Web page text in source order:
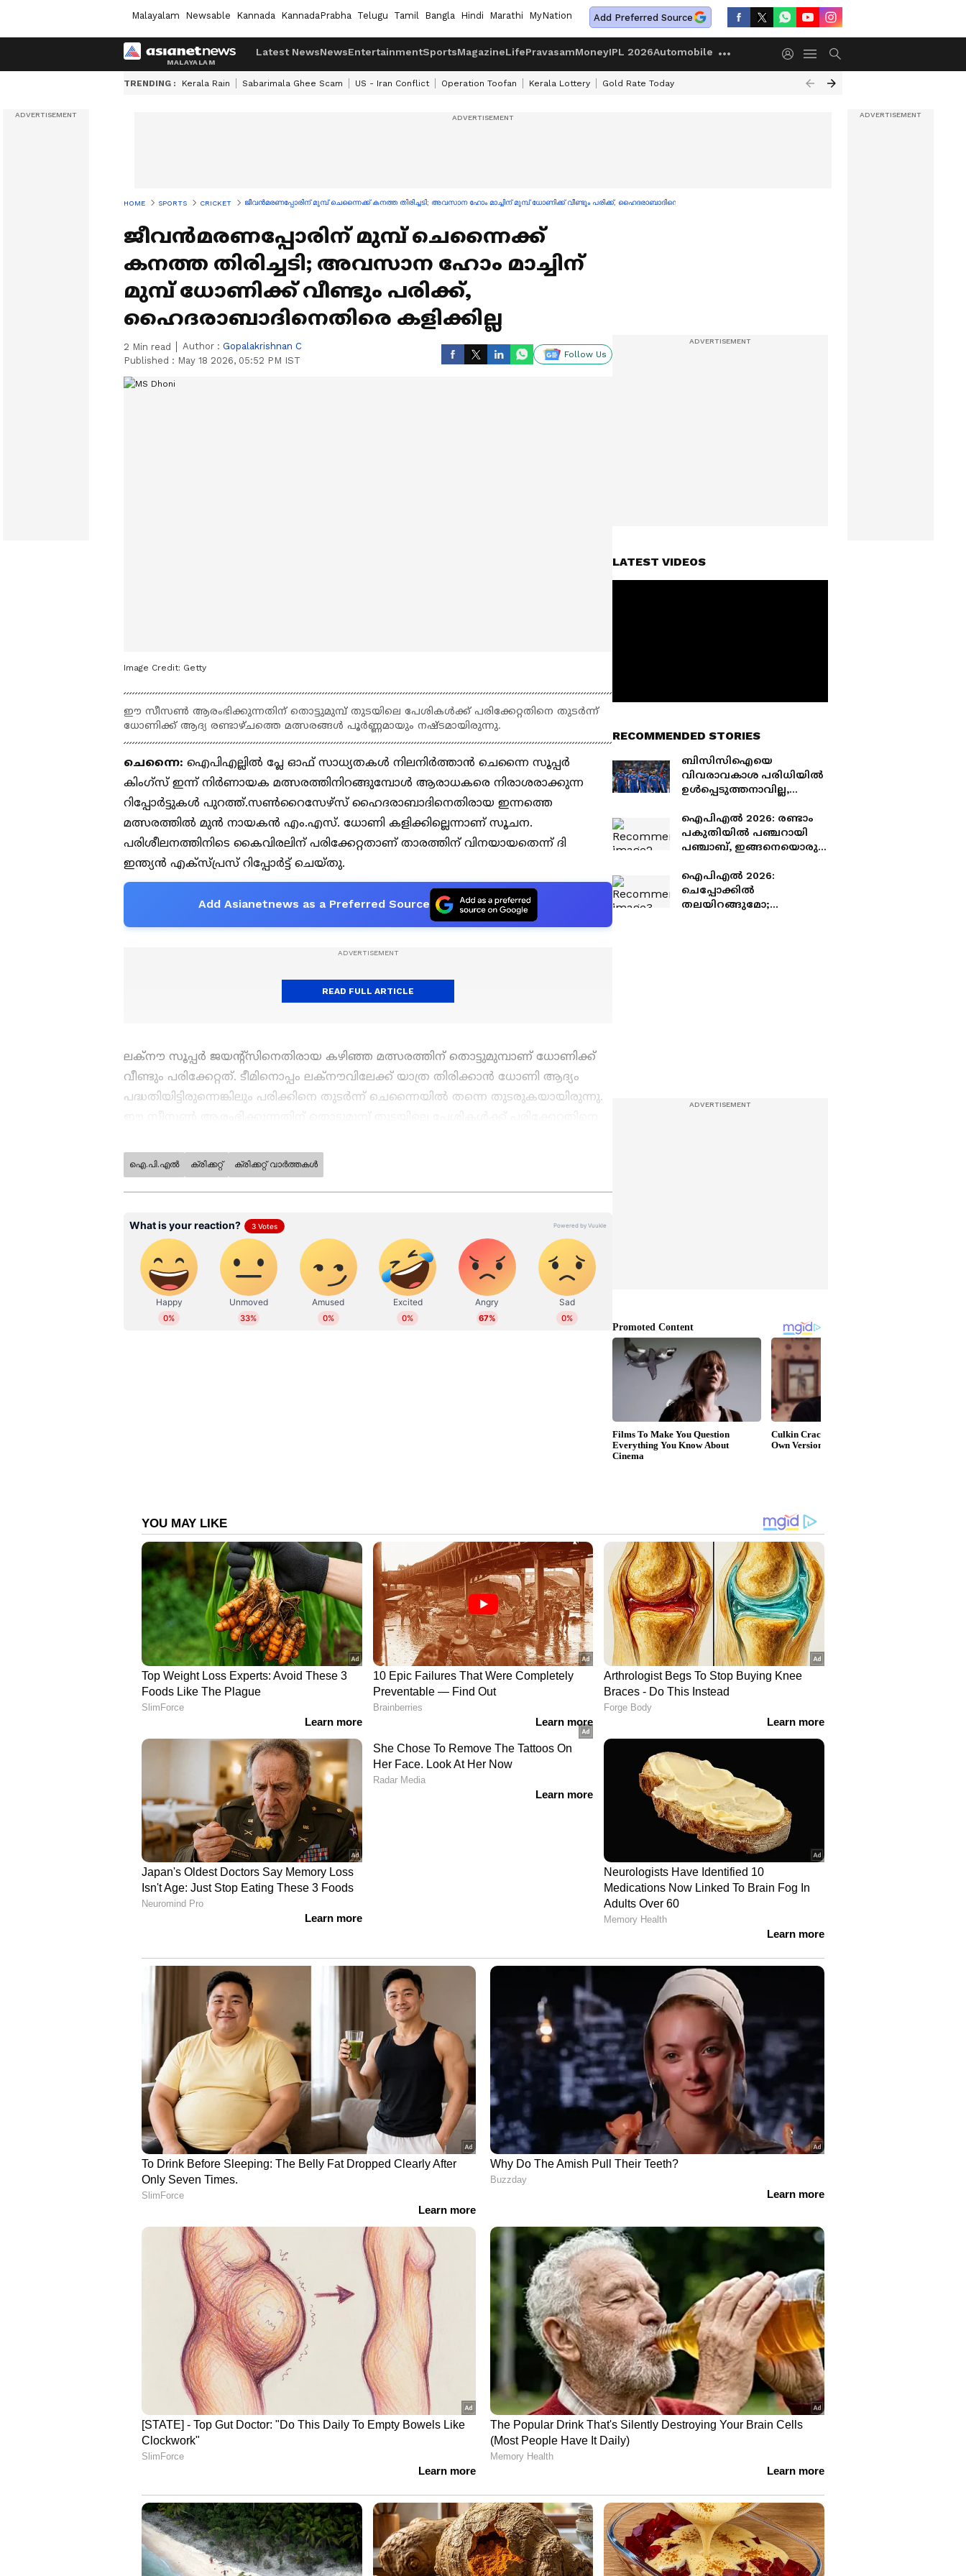
Malayalam Newsable Kannada KannadaPrabha Telugu Tamil Bangla Hindi Marathi MyNation Add Preferred Source
Latest NewsNewsEntertainmentSportsMagazineLifePravasamMoneyIPL 2026Automobile
TRENDING : Kerala Rain Sabarimala Ghee Scam US - Iran Conflict Operation Toofan Kerala Lottery Gold Rate Today
HOME SPORTS CRICKET ജീവന്‍മരണപ്പോരിന് മുമ്പ് ചെന്നൈക്ക് കനത്ത തിരിച്ചടി; അവസാന ഹോം മാച്ചിന് മുമ്പ് ധോണിക്ക് വീണ്ടും പരിക്ക്, ഹൈദരാബാദിനെതിരെ കളിക്കില്ല
ജീവന്‍മരണപ്പോരിന് മുമ്പ് ചെന്നൈക്ക്
കനത്ത തിരിച്ചടി; അവസാന ഹോം മാച്ചിന്
മുമ്പ് ധോണിക്ക് വീണ്ടും പരിക്ക്,
ഹൈദരാബാദിനെതിരെ കളിക്കില്ല
2 Min read Author : Gopalakrishnan C
Published : May 18 2026, 05:52 PM IST
Follow Us
Image Credit: Getty
ഈ സീസൺ ആരംഭിക്കുന്നതിന് തൊട്ടുമുമ്പ് തുടയിലെ പേശികള്‍ക്ക് പരിക്കേറ്റതിനെ തുടർന്ന്
ധോണിക്ക് ആദ്യ രണ്ടാഴ്ചത്തെ മത്സരങ്ങൾ പൂർണ്ണമായും നഷ്ടമായിരുന്നു.
ചെന്നൈ: ഐപിഎല്ലിൽ പ്ലേ ഓഫ് സാധ്യതകൾ നിലനിർത്താൻ ചെന്നൈ സൂപ്പർ
കിംഗ്സ് ഇന്ന് നിർണായക മത്സരത്തിനിറങ്ങുമ്പോൾ ആരാധകരെ നിരാശരാക്കുന്ന
റിപ്പോര്‍ട്ടുകള്‍ പുറത്ത്.സൺറൈസേഴ്‌സ് ഹൈദരാബാദിനെതിരായ ഇന്നത്തെ
മത്സരത്തിൽ മുൻ നായകൻ എം.എസ്. ധോണി കളിക്കില്ലെന്നാണ് സൂചന.
പരിശീലനത്തിനിടെ കൈവിരലിന് പരിക്കേറ്റതാണ് താരത്തിന് വിനയായതെന്ന് ദി
ഇന്ത്യൻ എക്സ്പ്രസ് റിപ്പോർട്ട് ചെയ്തു.
Add Asianetnews as a Preferred Source
ലക്നൗ സൂപ്പർ ജയന്‍റ്സിനെതിരായ കഴിഞ്ഞ മത്സരത്തിന് തൊട്ടുമുമ്പാണ് ധോണിക്ക്
വീണ്ടും പരിക്കേറ്റത്. ടീമിനൊപ്പം ലക്നൗവിലേക്ക് യാത്ര തിരിക്കാൻ ധോണി ആദ്യം
പദ്ധതിയിട്ടിരുന്നെങ്കിലും പരിക്കിനെ തുടർന്ന് ചെന്നൈയിൽ തന്നെ തുടരുകയായിരുന്നു.
പരിക്കിൽ നിന്നുള്ള മോചനം വൈകിയതും, മികച്ച ഫോമിലുള്ള ചെന്നൈ ടീമിന്‍റെ
വിന്നിംഗ് കോമ്പിനേഷൻ മാറ്റേണ്ടതില്ലെന്ന ധോണിയുടെ തീരുമാനവും തിരിച്ചുവരവ്
നീട്ടിക്കൊണ്ടുപോയി.
ചെപ്പോക്കിൽ ചെന്നൈയുടെ ഈ സീസണിലെ അവസാന ഹോം മത്സരമായ ഇന്ന്
ധോണി ആദ്യ ഇലവനിൽ തിരിച്ചെത്തുമെന്ന വലിയ പ്രതീക്ഷയിലായിരുന്നു ആരാധകർ.
ഇന്നലെ നടന്ന പരിശീലന സെഷനിൽ താരം പങ്കെടുത്തിരുന്നെങ്കിലും,
മത്സരത്തിനിറങ്ങാൻ താൻ 100% ഫിറ്റല്ലെന്ന് ധോണി തന്നെ തീരുമാനിക്കുകയായിരുന്നു.
ഇംപാക്ട് പ്ലെയറായും ധോണി ഇന്ന് കളിക്കില്ലെന്നാണ് വിവരം.
താരം മത്സരത്തിൽ കളിക്കില്ലെങ്കിലും ഇന്ന് ചെപ്പോക്കിലെ എം.എ ചിദംബരം
സ്റ്റേഡിയത്തിൽ ഉണ്ടാകുമെന്നാണ് റിപ്പോർട്ടുകൾ വ്യക്തമാക്കുന്നത്. മത്സരശേഷം
ആരാധകർക്കായി ചെന്നൈ ടീം നടത്തുന്ന പരമ്പരാഗത നന്ദി പ്രകടനത്തിൽ (Lap of
honour) ധോണി പങ്കാളിയാകും. തന്‍റെ കരിയറിലെ അവസാന ടി20 മത്സരം
ചെന്നൈയിലായിരിക്കുമെന്ന് ധോണി നേരത്തെ പ്രഖ്യാപിച്ചിട്ടുള്ളതിനാൽ,
സ്റ്റേഡിയത്തിൽ ധോണിയുടെ സാന്നിധ്യം വികാരനിർഭരമായ നിമിഷങ്ങൾക്ക്
വഴിവെക്കുമെന്നാണ് കരുതുന്നത്.
നിലവിൽ ടൂർണമെന്‍റിൽ അഞ്ചാം സ്ഥാനത്താണ് ചെന്നൈ സൂപ്പർ കിംഗ്സ്. പ്ലേ ഓഫ്
ഉറപ്പാക്കാൻ ചെന്നൈക്ക് ഇനി വരുന്ന മത്സരങ്ങൾ നിർണായകമാണ്. 12 മത്സരങ്ങളിൽ
അനിവാര്യമാണ്. ഇന്ന് ഹൈദരാബാദിനെതിരെയും, പിന്നീട് ഗുജറാത്ത്
ടൈറ്റൻസിനെതിരെയുമുള്ള ശേഷിക്കുന്ന 2 മത്സരങ്ങളും ജയിച്ചാൽ ചെന്നൈക്ക് ആദ്യ
നാലിൽ ഇടം പിടിക്കാം.ഇതിൽ ഒരു മത്സരം തോറ്റാൽ പോലും പ്ലേ ഓഫ് സാധ്യത മങ്ങും.
മറ്റ് ടീമുകളുടെ റൺറേറ്റിനെയും മത്സരഫലങ്ങളെയും ആശ്രയിച്ച് മാത്രമായിരിക്കും
ചെന്നൈയുടെ സാധ്യത.
ഏഷ്യാനെറ്റ് ന്യൂസ് ലൈവ് കാണാന്‍ ഇവിടെ ക്ലിക് ചെയ്യുക
READ FULL ARTICLE
ഏഷ്യാനെറ്റ് ന്യൂസ് മലയാളത്തിലൂടെ Cricket News
അറിയൂ. നിങ്ങളുടെ
പ്രിയ ക്രിക്കറ്റ്ടീ മുകളുടെ പ്രകടനങ്ങൾ, ആവേശകരമായ നിമിഷങ്ങൾ,
മത്സരം കഴിഞ്ഞുള്ള വിശകലനങ്ങൾ — എല്ലാം ഇപ്പോൾ
Asianet News
Malayalam മലയാളത്തിൽ തന്നെ!
ABOUT THE AUTHOR
GC
Gopalakrishnan C
ഏഷ്യാനെറ്റ് ന്യൂസ് ഓണ്‍ലൈനില്‍ 2012 മുതല്‍ പ്രവര്‍ത്തിക്കുന്നു. നിലവില്‍ സീനിയര്‍
അസിസ്റ്റന്‍റ് എഡിറ്ററും സ്പോർട്സ് ലീഡുമാണ്. 2004ൽ കേരള മീഡിയ അക്കാദമിയില്‍
നിന്ന് പത്രപ്രവര്‍ത്തനത്തില്‍ ബിരാദനന്തര ബിരുദ ഡിപ്ലോമ. സ്പോര്‍ട്സ്,
എന്‍റര്‍ടെയ്ൻമെന്‍റ് വിഷയങ്ങളില്‍ എഴുതുന്നു. 20 വര്‍ഷമായി മാധ്യമപ്രവര്‍ത്തകൻ.
ക്രിക്കറ്റ്, ഫുട്ബോള്‍ ലോകകപ്പുകൾ, ഒളിംപിക്സ് , ലോക്സഭാ, നിയമസഭാ
തെരഞ്ഞെടുപ്പുകള്‍, സ്കൂള്‍ കലോത്സവും കായികമേളകള്‍ ഉള്‍പ്പെടെയുള്ള
ഇവന്‍റുകള്‍ ഏഷ്യാനെറ്റ് ന്യൂസ് ഓണ്‍ലൈനിനുവേണ്ടി ലീഡ് ചെയ്തു. പ്രിന്‍റ് മീഡിയയില്‍
ദീപിക, മംഗളം, മനോരമ ദിനപത്രങ്ങളിലും ഡിജിറ്റൽ മീഡിയയില്‍ യാഹു, വെബ്ദുനിയ,
ദീപിക എന്നിവയിലും പ്രവര്‍ത്തിച്ചു. ഇ മെയില്‍: gopalakrishnan@asianetnews.in
ഐ.പി.എൽ ക്രിക്കറ്റ് ക്രിക്കറ്റ് വാർത്തകൾ
LATEST VIDEOS
RECOMMENDED STORIES
ബിസിസിഐയെ
വിവരാവകാശ പരിധിയിൽ
ഉൾപ്പെടുത്തനാവില്ല,
ഇൻഫർമേഷൻ കമ്മീഷൻ
ഐപിഎല്‍ 2026: രണ്ടാം
പകുതിയില്‍ പഞ്ചറായി
പഞ്ചാബ്, ഇങ്ങനെയൊരു
ഐപിഎല്‍ 2026:
ചെപ്പോക്കില്‍
തലയിറങ്ങുമോ;